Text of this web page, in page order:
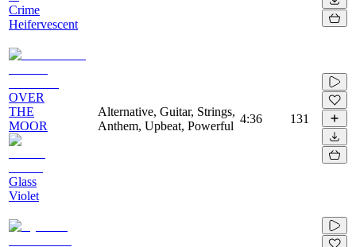
Crime
Heifervescent
OVER
THE
MOOR
Glass
Violet
Alternative, Guitar, Strings,
Anthem, Upbeat, Powerful
4:36 131